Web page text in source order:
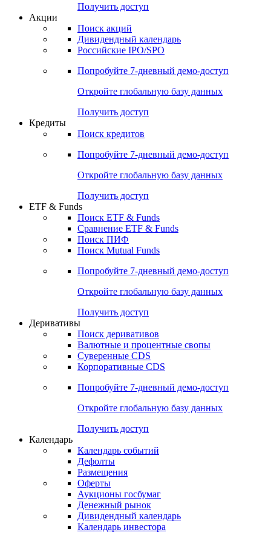
Получить доступ
Акции
Поиск акций
Дивидендный календарь
Российские IPO/SPO
Попробуйте 7-дневный демо-доступ
Откройте глобальную базу данных
Получить доступ
Кредиты
Поиск кредитов
Попробуйте 7-дневный демо-доступ
Откройте глобальную базу данных
Получить доступ
ETF & Funds
Поиск ETF & Funds
Сравнение ETF & Funds
Поиск ПИФ
Поиск Mutual Funds
Попробуйте 7-дневный демо-доступ
Откройте глобальную базу данных
Получить доступ
Деривативы
Поиск деривативов
Валютные и процентные свопы
Суверенные CDS
Корпоративные CDS
Попробуйте 7-дневный демо-доступ
Откройте глобальную базу данных
Получить доступ
Календарь
Календарь событий
Дефолты
Размещения
Оферты
Аукционы госбумаг
Денежный рынок
Дивидендный календарь
Календарь инвестора